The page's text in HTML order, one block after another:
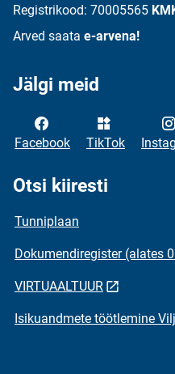
Registrikood: 70005565
Arved saata e-arvena!
Jälgi meid
Facebook TikTok
Otsi kiiresti
Tunniplaan
Dokumendiregister (alates
VIRTUAALTUUR
Isikuandmete töötlemine